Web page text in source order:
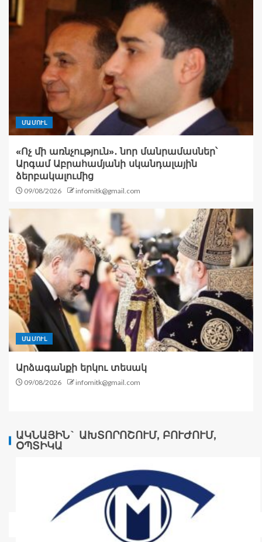
ՄԱՄՈՒԼ
«Ոչ մի առնչություն»․ նոր մանրամասներ՝
Արգամ Աբրահամյանի սկանդալային
ձերբակալումից
09/08/2026 infomitk@gmail.com
ՄԱՄՈՒԼ
Արձագանքի երկու տեսակ
09/08/2026 infomitk@gmail.com
ԱԿՆԱՅԻՆ` ԱԽՏՈՐՈՇՈՒՄ, ԲՈՒԺՈՒՄ,
ՕՊՏԻԿԱ